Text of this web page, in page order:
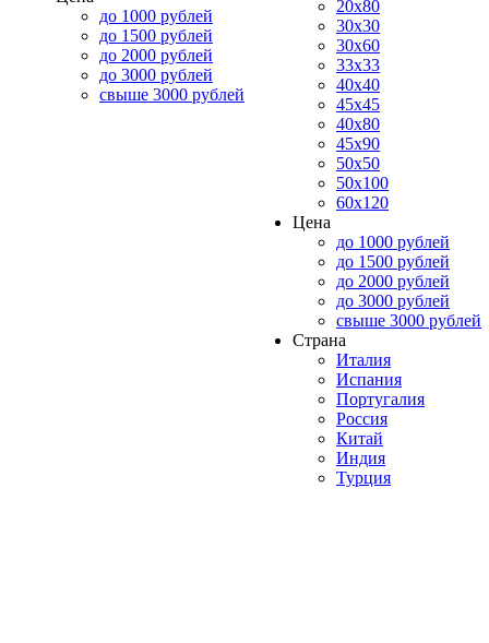
до 1000 рублей
до 1500 рублей
до 2000 рублей
до 3000 рублей
свыше 3000 рублей
20x80
30x30
30x60
33x33
40x40
45x45
40x80
45x90
50x50
50x100
60x120
Цена
до 1000 рублей
до 1500 рублей
до 2000 рублей
до 3000 рублей
свыше 3000 рублей
Страна
Италия
Испания
Португалия
Россия
Китай
Индия
Турция